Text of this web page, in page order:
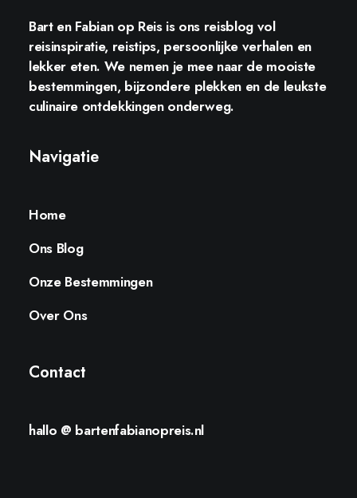
Bart en Fabian op Reisis ons reisblog vol
reisinspiratie, reistips, persoonlijke verhalen en
lekker eten. We nemen je mee naar de mooiste
bestemmingen, bijzondere plekken en de leukste
culinaire ontdekkingen onderweg.
Navigatie
Home
Ons Blog
Onze Bestemmingen
Over Ons
Contact
hallo @ bartenfabianopreis.nl